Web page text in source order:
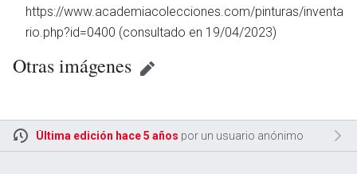
Leer
https://www.academiacolecciones.com/pinturas/inventa
rio.php?id=0400 (consultado en 19/04/2023)
Otras imágenes
Última edición hace 5 años por un usuario anónimo